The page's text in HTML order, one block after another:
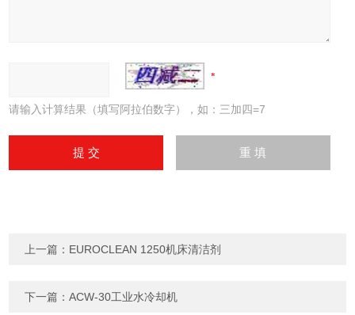
请输入计算结果（填写阿拉伯数字），如：三加四=7
上一篇： EUROCLEAN 1250机床清洁剂
下一篇：ACW-30工业水冷却机